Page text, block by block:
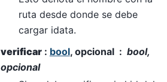
ruta desde donde se debe
cargar idata.
verificar: bool, opcional
bool,
opcional